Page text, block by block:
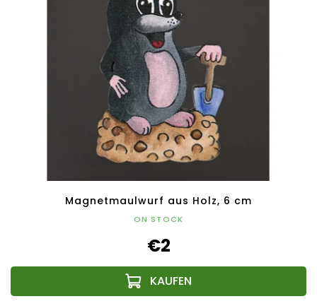
Magnetmaulwurf aus Holz, 6 cm
ON STOCK
€2